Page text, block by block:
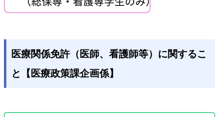
医療関係免許（医師、看護師等）に関するこ
と【医療政策課企画係】